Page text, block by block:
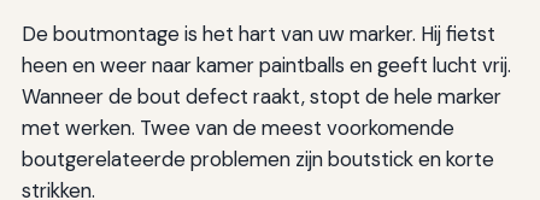
De boutmontage is het hart van uw marker. Hij fietst
heen en weer naar kamer paintballs en geeft lucht vrij.
Wanneer de bout defect raakt, stopt de hele marker
met werken. Twee van de meest voorkomende
boutgerelateerde problemen zijn boutstick en korte
strikken.